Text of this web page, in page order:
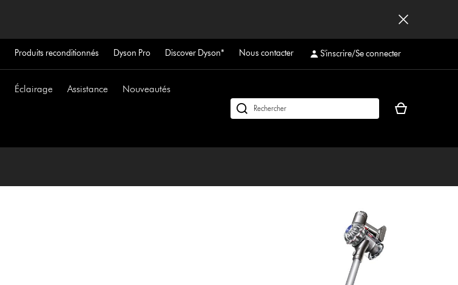
Produits reconditionnés Dyson Pro Discover Dyson* Nous contacter S'inscrire/Se connecter
Éclairage Assistance Nouveautés
Rechercher
Votre
vide